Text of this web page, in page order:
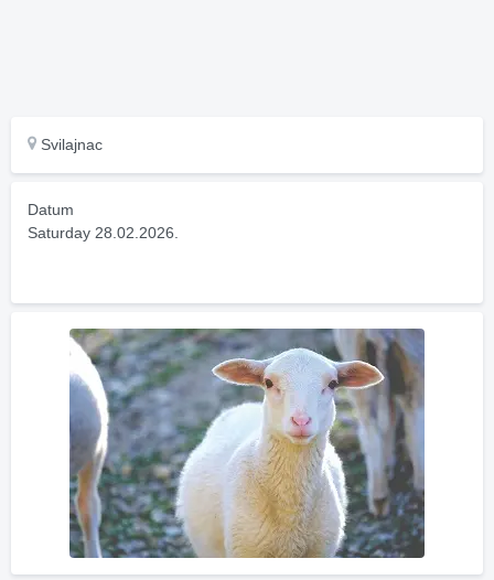
Svilajnac
Datum
Saturday 28.02.2026.